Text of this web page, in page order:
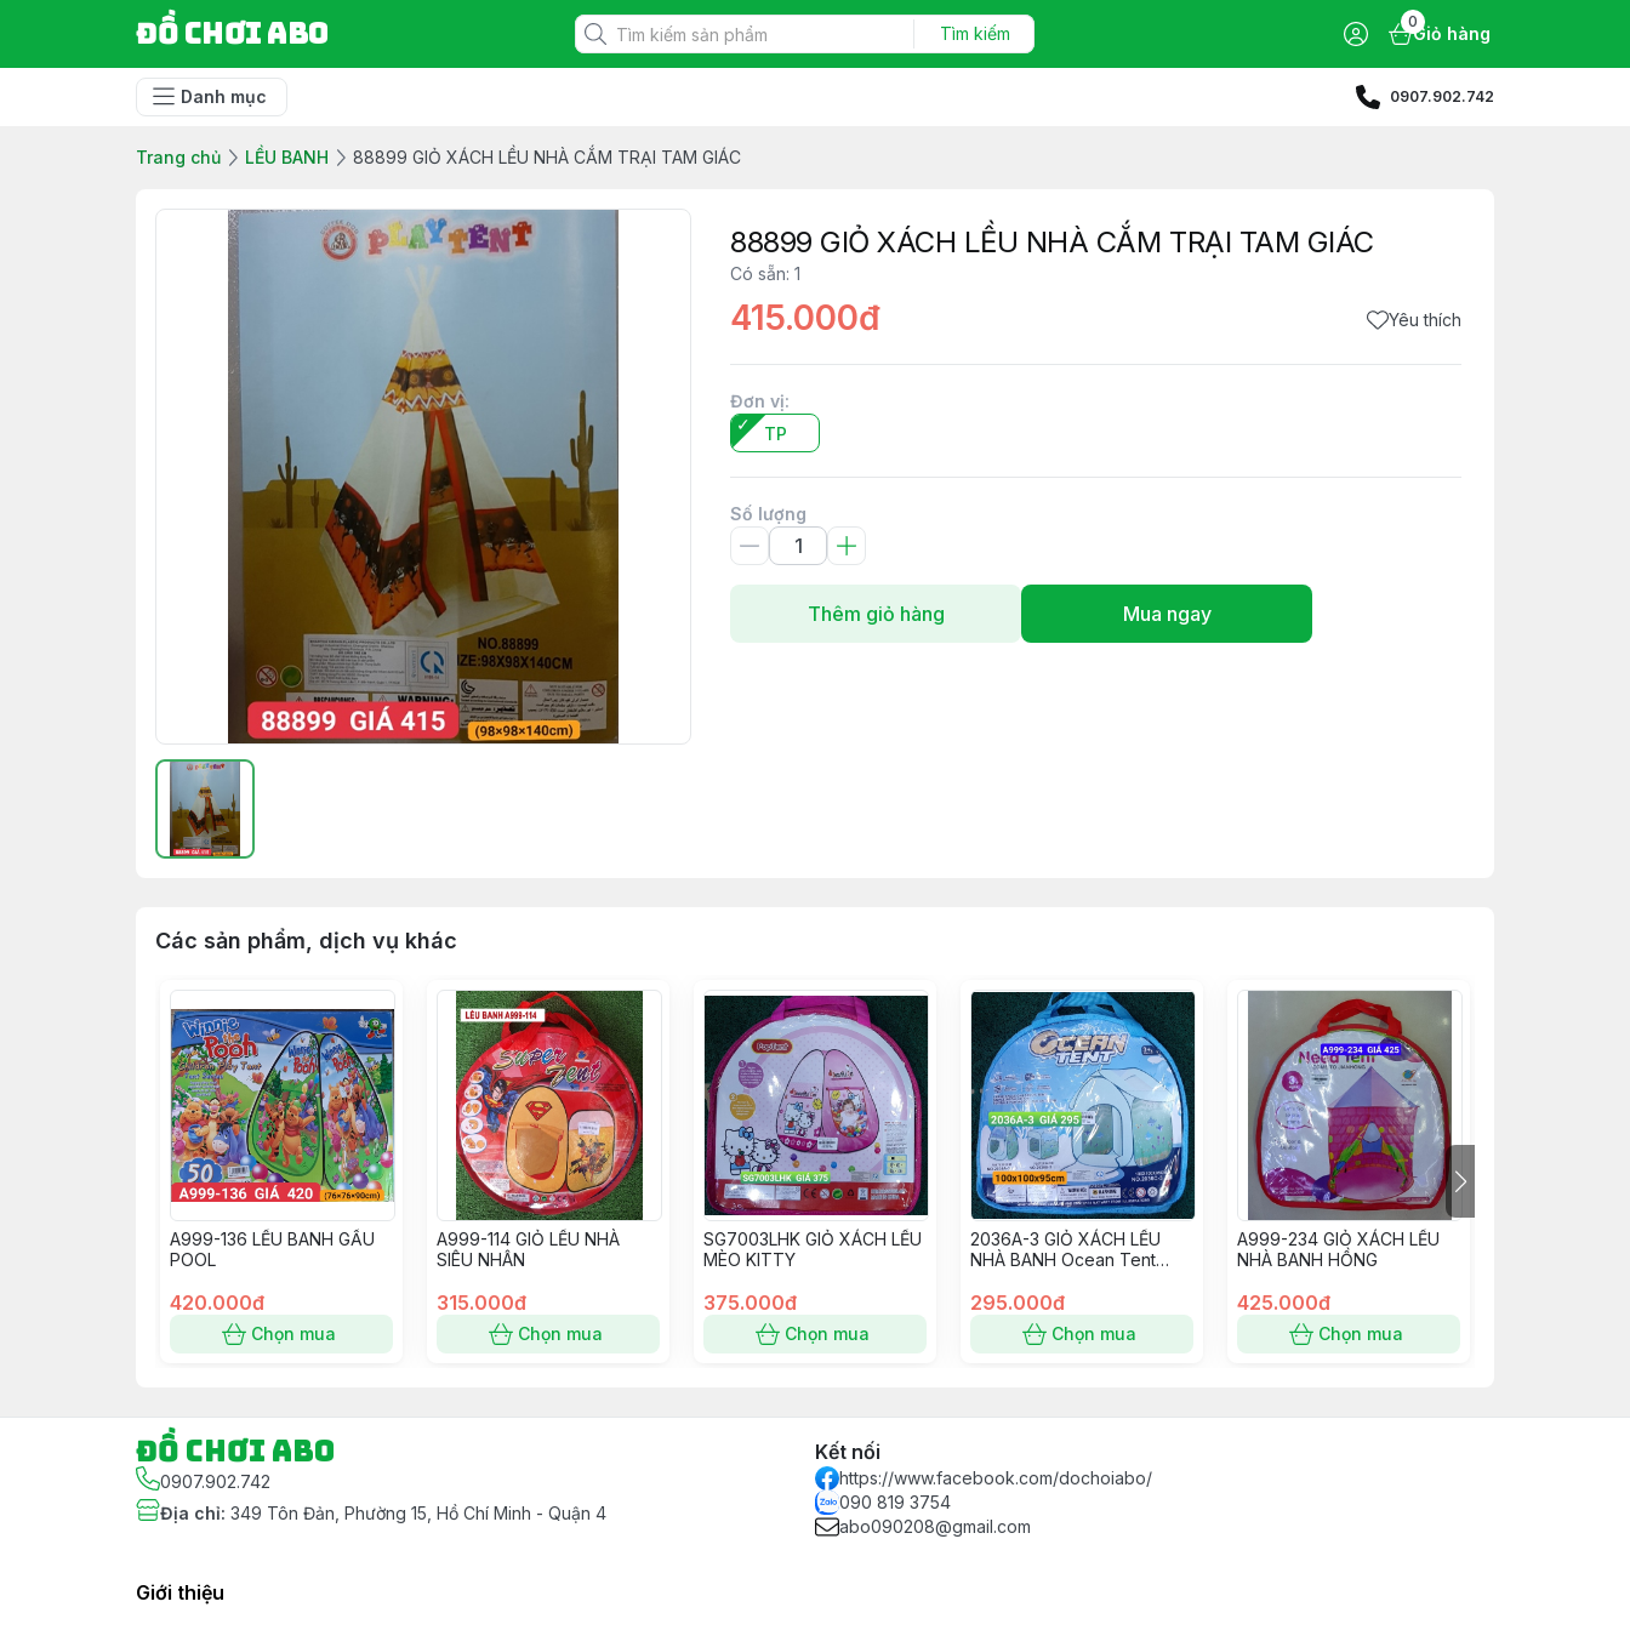
Đồ chơi ABO Tìm kiếm
0
Giỏ hàng
Danh mục 0907.902.742
Trang chủ LỀU BANH 88899 GIỎ XÁCH LỀU NHÀ CẮM TRẠI TAM GIÁC
88899 GIỎ XÁCH LỀU NHÀ CẮM TRẠI TAM GIÁC
Có sẵn: 1
415.000đ Yêu thích
Đơn vị:
TP
Số lượng
Thêm giỏ hàng Mua ngay
Các sản phẩm, dịch vụ khác
A999-136 LỀU BANH GẤU
POOL
420.000đ
Chọn mua
A999-114 GIỎ LỀU NHÀ
SIÊU NHÂN
315.000đ
Chọn mua
SG7003LHK GIỎ XÁCH LỀU
MÈO KITTY
375.000đ
Chọn mua
2036A-3 GIỎ XÁCH LỀU
NHÀ BANH Ocean Tent
295.000đ
Chọn mua
A999-234 GIỎ XÁCH LỀU
NHÀ BANH HỒNG
425.000đ
Chọn mua
Đồ chơi ABO
0907.902.742
Địa chỉ: 349 Tôn Đản, Phường 15, Hồ Chí Minh - Quận 4
Kết nối
https://www.facebook.com/dochoiabo/
090 819 3754
abo090208@gmail.com
Giới thiệu